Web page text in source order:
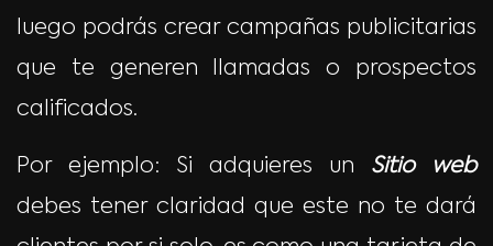
luego podrás crear campañas publicitarias
que te generen llamadas o prospectos
calificados.
Por ejemplo: Si adquieres un Sitio web
debes tener claridad que este no te dará